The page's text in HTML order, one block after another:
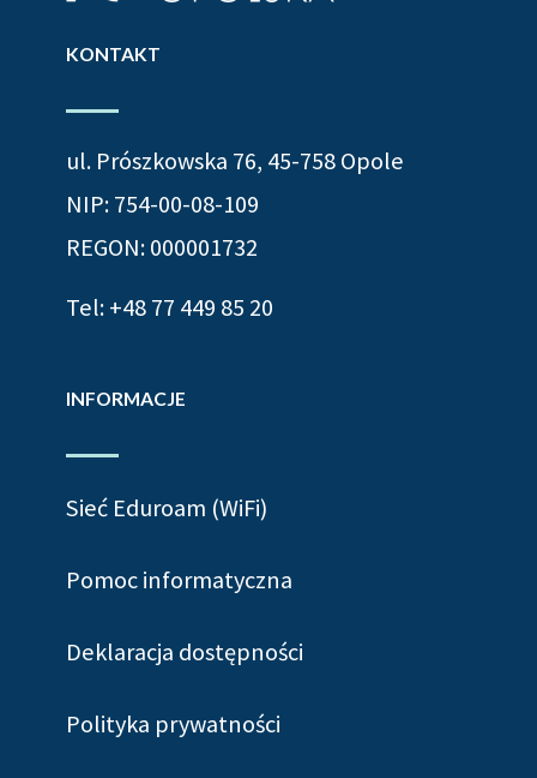
KONTAKT
ul. Prószkowska 76, 45-758 Opole
NIP: 754-00-08-109
REGON: 000001732
Tel:+48 77 449 85 20
INFORMACJE
Sieć Eduroam (WiFi)
Pomoc informatyczna
Deklaracja dostępności
Polityka prywatności